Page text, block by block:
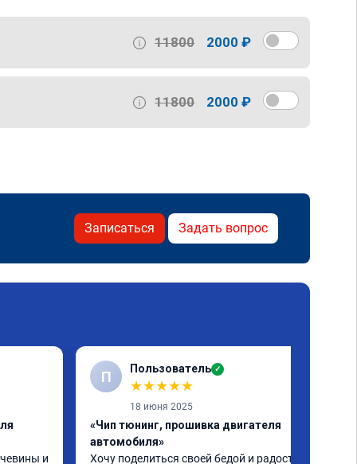
11800 2000 ₽
11800 2000 ₽
Записаться Задать вопрос
и
П Пользователь ✓
★★★★★
18 июня 2025
«Чип тюнинг, прошивка двигателя
автомобиля»
Хочу поделиться своей бедой и радостью.